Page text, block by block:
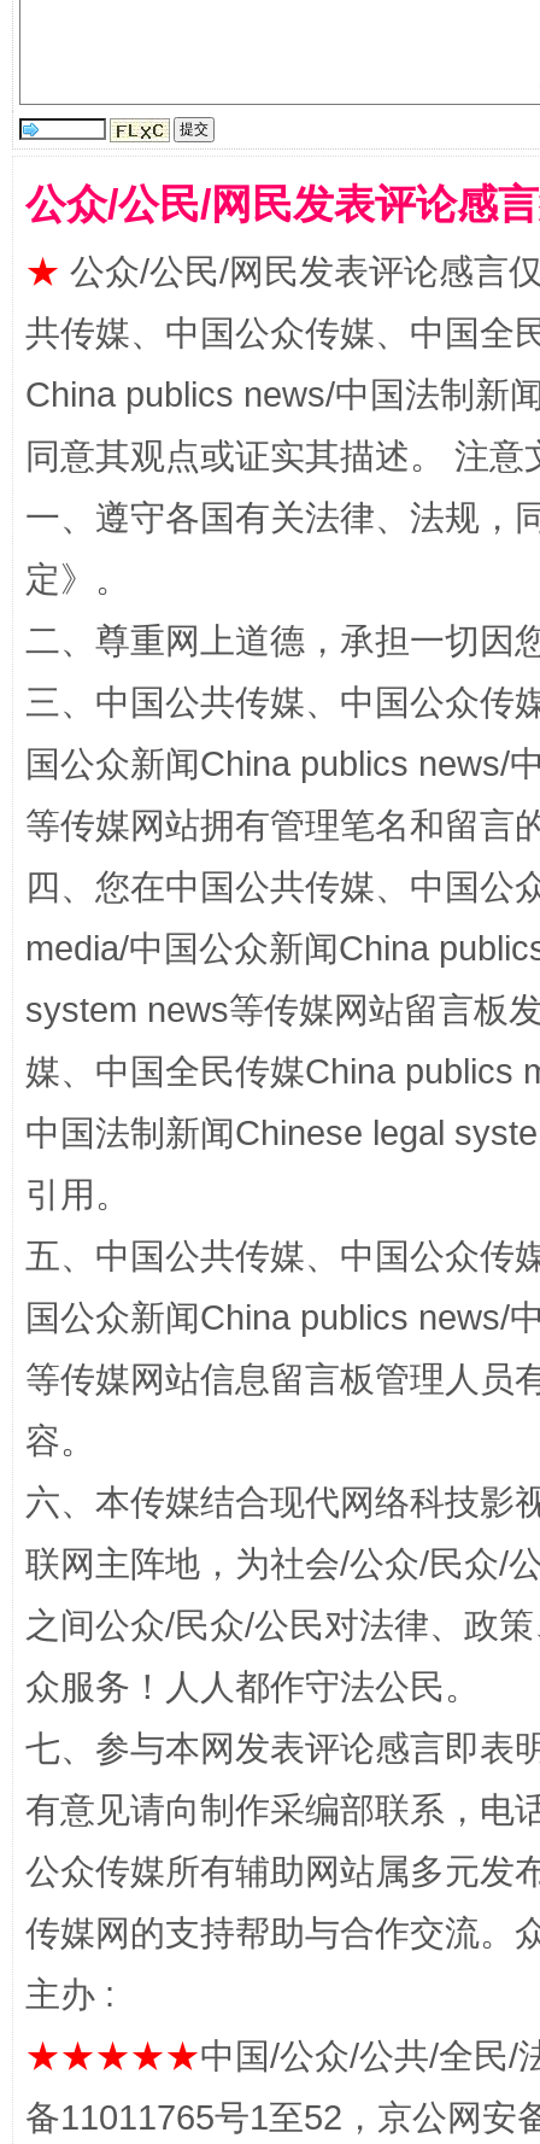
全民健身五年计划来了！等你上场
阿坝州三大球赛在茂县开幕 规模
扯下公款旅游的“隐身衣” 如何以
“蜀中异人”王建安的艺术幻境
完善运行机制助力责任有效落实
公众/公民/网民发表评论感
★ 公众/公民/网民发表评论感言
共传媒、中国公众传媒、中国全
China publics news/中国法制新
同意其观点或证实其描述。 注
一、遵守各国有关法律、法规，
定》。
二、尊重网上道德，承担一切因
三、中国公共传媒、中国公众传
国公众新闻China publics news/
等传媒网站拥有管理笔名和留言
四、您在中国公共传媒、中国公
media/中国公众新闻China
system news等传媒网站留言板
媒、中国全民传媒China publics
中国法制新闻Chinese legal
引用。
五、中国公共传媒、中国公众传
国公众新闻China publics news/
等传媒网站信息留言板管理人员
容。
六、本传媒结合现代网络科技影
联网主阵地，为社会/公众/民众/
之间公众/民众/公民对法律、政
众服务！人人都作守法公民。
七、参与本网发表评论感言即表
有意见请向制作采编部联系，电
公众传媒所有辅助网站属多元发
传媒网的支持帮助与合作交流。
主办 :
★★★★★中国/公众/公共/全民/
备11011765号1至52，京公网安